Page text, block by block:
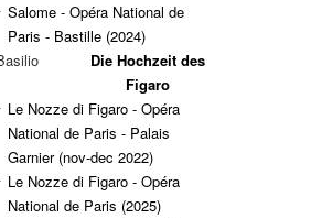
Salome - Opéra National de
Paris - Bastille (2024)
Die Hochzeit des
Figaro
Le Nozze di Figaro - Opéra
National de Paris - Palais
Garnier (nov-dec 2022)
Le Nozze di Figaro - Opéra
National de Paris (2025)